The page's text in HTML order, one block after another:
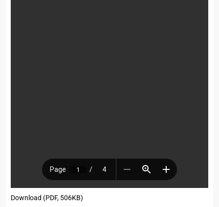
Download (PDF, 506KB)